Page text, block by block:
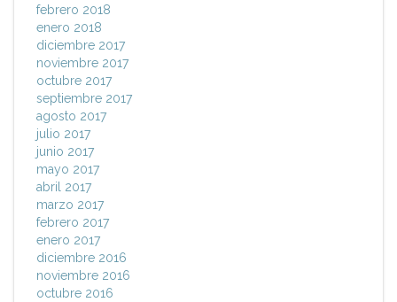
febrero 2018
enero 2018
diciembre 2017
noviembre 2017
octubre 2017
septiembre 2017
agosto 2017
julio 2017
junio 2017
mayo 2017
abril 2017
marzo 2017
febrero 2017
enero 2017
diciembre 2016
noviembre 2016
octubre 2016